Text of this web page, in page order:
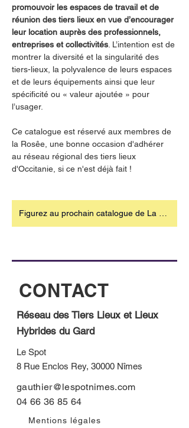
promouvoir les espaces de travail et de
réunion des tiers lieux en vue d’encourager
leur location auprès des professionnels,
entreprises et collectivités . L’intention est de
montrer la diversité et la singularité des
tiers-lieux, la polyvalence de leurs espaces
et de leurs équipements ainsi que leur
spécificité ou « valeur ajoutée » pour
l’usager.
Ce catalogue est réservé aux membres de
la Rosêe, une bonne occasion d'adhérer
au réseau régional des tiers lieux
d'Occitanie, si ce n'est déjà fait !
CONTACT
Réseau des Tiers Lieux et Lieux
Hybrides du Gard
Le Spot
8 Rue Enclos Rey, 30000 Nîmes
gauthier@lespotnimes.com
04 66 36 85 64
Mentions légales